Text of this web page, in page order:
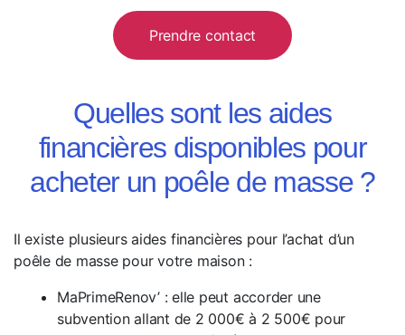
Prendre contact
Quelles sont les aides
financières disponibles pour
acheter un poêle de masse ?
Il existe plusieurs aides financières pour l’achat d’un
poêle de masse pour votre maison :
MaPrimeRenov’ : elle peut accorder une
subvention allant de 2 000€ à 2 500€ pour